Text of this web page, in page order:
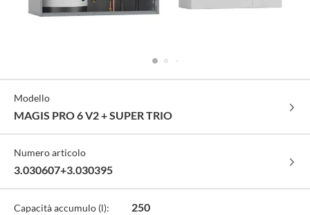
Specifiche
Tecniche
Modello
MAGIS PRO 6 V2 + SUPER TRIO
Numero articolo
3.030607+3.030395
Capacità accumulo (l): 250